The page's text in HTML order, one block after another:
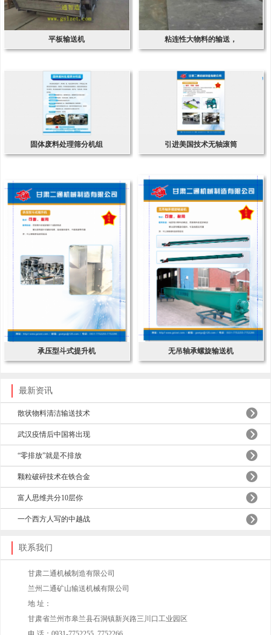
平板输送机 粘连性大物料的输送，
固体废料处理筛分机组 引进美国技术无轴滚筒
承压型斗式提升机 无吊轴承螺旋输送机
最新资讯
散状物料清洁输送技术
武汉疫情后中国将出现
“零排放”就是不排放
颗粒破碎技术在铁合金
富人思维共分10层你
一个西方人写的中越战
联系我们
甘肃二通机械制造有限公司
兰州二通矿山输送机械有限公司
地 址：
甘肃省兰州市皋兰县石洞镇新兴路三川口工业园区